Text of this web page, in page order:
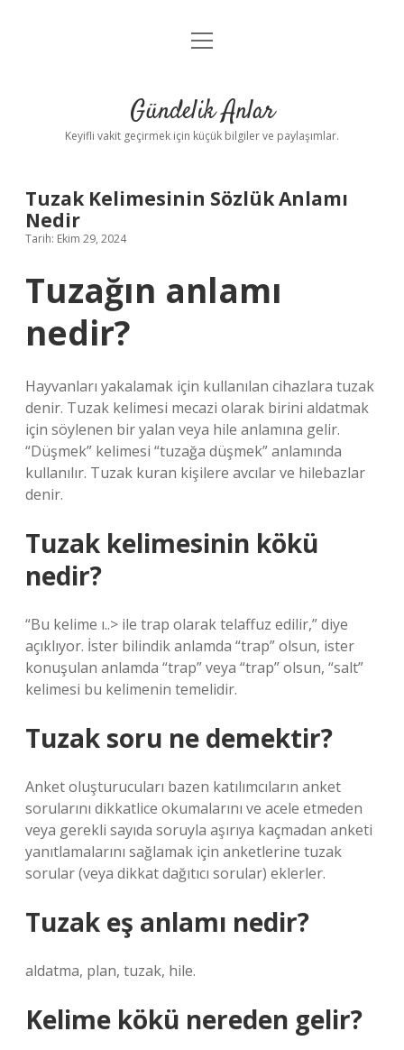
Anasayfa
Yasal Uyarı
menüyü
Gündelik Anlar
Keyifli vakit geçirmek için küçük bilgiler ve paylaşımlar.
Tuzak Kelimesinin Sözlük Anlamı
Nedir
Tarih: Ekim 29, 2024
Tuzağın anlamı
nedir?
Hayvanları yakalamak için kullanılan cihazlara tuzak
denir. Tuzak kelimesi mecazi olarak birini aldatmak
için söylenen bir yalan veya hile anlamına gelir.
“Düşmek” kelimesi “tuzağa düşmek” anlamında
kullanılır. Tuzak kuran kişilere avcılar ve hilebazlar
denir.
Tuzak kelimesinin kökü
nedir?
“Bu kelime ı..> ile trap olarak telaffuz edilir,” diye
açıklıyor. İster bilindik anlamda “trap” olsun, ister
konuşulan anlamda “trap” veya “trap” olsun, “salt”
kelimesi bu kelimenin temelidir.
Tuzak soru ne demektir?
Anket oluşturucuları bazen katılımcıların anket
sorularını dikkatlice okumalarını ve acele etmeden
veya gerekli sayıda soruyla aşırıya kaçmadan anketi
yanıtlamalarını sağlamak için anketlerine tuzak
sorular (veya dikkat dağıtıcı sorular) eklerler.
Tuzak eş anlamı nedir?
aldatma, plan, tuzak, hile.
Kelime kökü nereden gelir?